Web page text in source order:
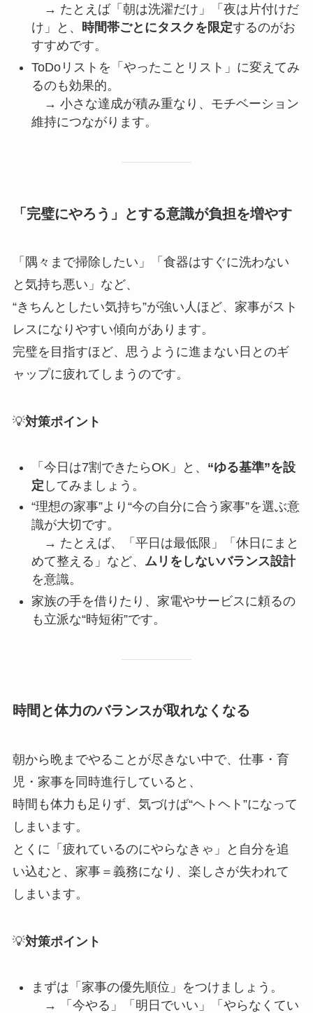
→ たとえば「朝は洗濯だけ」「夜は片付けだ
け」と、 時間帯ごとにタスクを限定するのがお
すすめです。
ToDoリストを「やったことリスト」に変えてみ
るのも効果的。
→ 小さな達成が積み重なり、モチベーション
維持につながります。
「完璧にやろう」とする意識が負担を増やす
「隅々まで掃除したい」「食器はすぐに洗わない
と気持ち悪い」など、
“きちんとしたい気持ち”が強い人ほど、家事がスト
レスになりやすい傾向があります。
完璧を目指すほど、思うように進まない日とのギ
ャップに疲れてしまうのです。
💡対策ポイント
「今日は7割できたらOK」と、 “ゆる基準”を設
定 してみましょう。
“理想の家事”より“今の自分に合う家事”を選ぶ意
識が大切です。
→ たとえば、「平日は最低限」「休日にまと
めて整える」など、 ムリをしないバランス設計
を意識。
家族の手を借りたり、家電やサービスに頼るの
も立派な“時短術”です。
時間と体力のバランスが取れなくなる
朝から晩までやることが尽きない中で、仕事・育
児・家事を同時進行していると、
時間も体力も足りず、気づけば“ヘトヘト”になって
しまいます。
とくに「疲れているのにやらなきゃ」と自分を追
い込むと、家事＝義務になり、楽しさが失われて
しまいます。
💡対策ポイント
まずは「家事の優先順位」をつけましょう。
→ 「今やる」「明日でいい」「やらなくてい